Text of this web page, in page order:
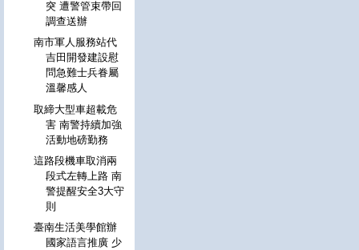
突 遭警管束帶回
調查送辦
南市軍人服務站代
吉田開發建設慰
問急難士兵眷屬
溫馨感人
取締大型車超載危
害 南警持續加強
活動地磅勤務
這路段機車取消兩
段式左轉上路 南
警提醒安全3大守
則
臺南生活美學館辦
國家語言推廣 少